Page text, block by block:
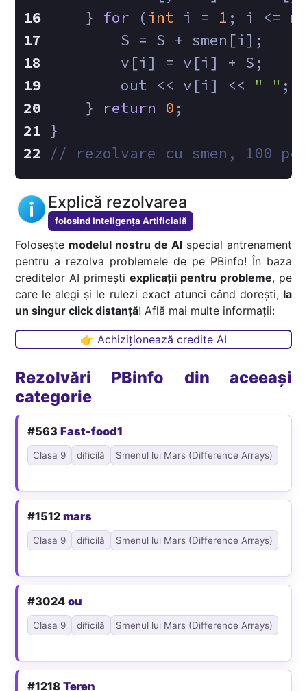
    }
for (int i = 1 ; i <=
        S = S + smen[i];
        v[i] = v[i] + S;
        out << v[i] <<
" " ;
    }
return 0 ;
}
// rezolvare cu smen, 100
Explică rezolvarea
folosind Inteligența Artificială
Folosește modelul nostru de AIspecial antrenament
pentru a rezolva problemele de pe PBinfo! În baza
creditelor AI primești explicații pentru probleme, pe
care le alegi și le rulezi exact atunci când dorești, la
un singur click distanță! Află mai multe informații:
👉 Achiziționează credite AI
Rezolvări PBinfo din aceeași
categorie
#563Fast-food1
Clasa 9 dificilă Smenul lui Mars (Difference Arrays)
#1512mars
Clasa 9 dificilă Smenul lui Mars (Difference Arrays)
#3024ou
Clasa 9 dificilă Smenul lui Mars (Difference Arrays)
#1218Teren